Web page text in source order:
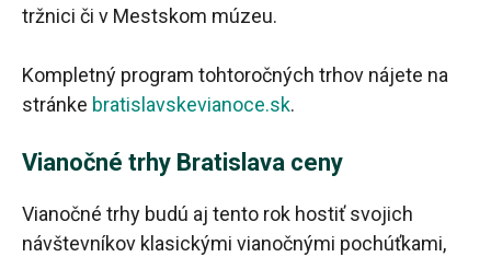
tržnici či v Mestskom múzeu.
Kompletný program tohtoročných trhov nájete na
stránke bratislavskevianoce.sk.
Vianočné trhy Bratislava ceny
Vianočné trhy budú aj tento rok hostiť svojich
návštevníkov klasickými vianočnými pochúťkami,